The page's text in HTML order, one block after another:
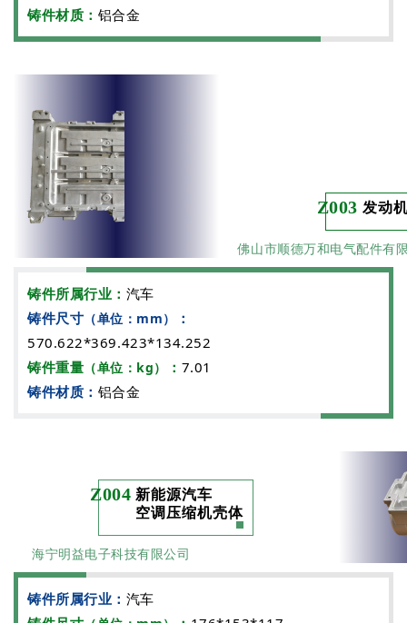
铸件材质： 铝合金
Z003 发动
佛山市顺德万和电气配件有
铸件所属行业： 汽车
铸件尺寸 （单位：mm）
：
570.622*369.423*134.252
铸件重量 （单位：kg） ： 7.01
铸件材质： 铝合金
Z004 新能源汽车
空调压缩机壳体
海宁明益电子科技有限公司
铸件所属行业： 汽车